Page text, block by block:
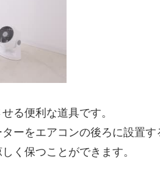
る便利な道具です。
ーをエアコンの後ろに設置
く保つことができます。